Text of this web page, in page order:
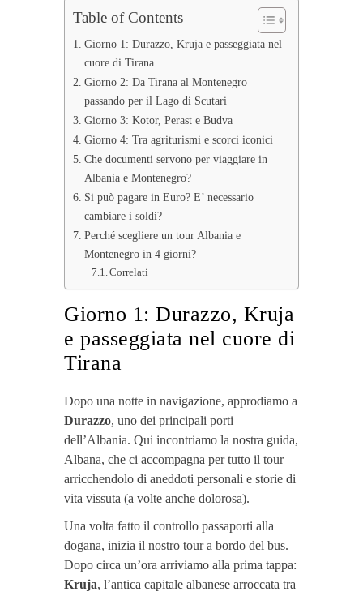
Table of Contents
Giorno 1: Durazzo, Kruja e passeggiata nel
cuore di Tirana
Giorno 2: Da Tirana al Montenegro
passando per il Lago di Scutari
Giorno 3: Kotor, Perast e Budva
Giorno 4: Tra agriturismi e scorci iconici
Che documenti servono per viaggiare in
Albania e Montenegro?
Si può pagare in Euro? E’ necessario
cambiare i soldi?
Perché scegliere un tour Albania e
Montenegro in 4 giorni?
Correlati
Giorno 1: Durazzo, Kruja
e passeggiata nel cuore di
Tirana
Dopo una notte in navigazione, approdiamo a
Durazzo, uno dei principali porti
dell’Albania. Qui incontriamo la nostra guida,
Albana, che ci accompagna per tutto il tour
arricchendolo di aneddoti personali e storie di
vita vissuta (a volte anche dolorosa).
Una volta fatto il controllo passaporti alla
dogana, inizia il nostro tour a bordo del bus.
Dopo circa un’ora arriviamo alla prima tappa:
Kruja, l’antica capitale albanese arroccata tra